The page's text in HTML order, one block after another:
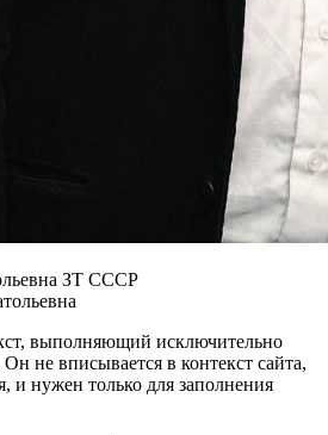
ЗТ СССР
выполняющий исключительно
не вписывается в контекст сайта,
и нужен только для заполнения